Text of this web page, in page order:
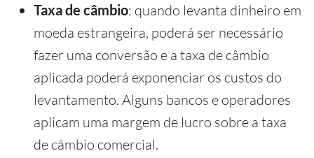
Taxa de câmbio: quando levanta dinheiro em
moeda estrangeira, poderá ser necessário
fazer uma conversão e a taxa de câmbio
aplicada poderá exponenciar os custos do
levantamento. Alguns bancos e operadores
aplicam uma margem de lucro sobre a taxa
de câmbio comercial.